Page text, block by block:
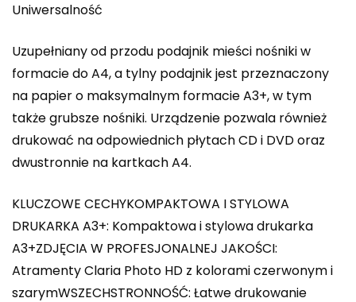
Uniwersalność
Uzupełniany od przodu podajnik mieści nośniki w
formacie do A4, a tylny podajnik jest przeznaczony
na papier o maksymalnym formacie A3+, w tym
także grubsze nośniki. Urządzenie pozwala również
drukować na odpowiednich płytach CD i DVD oraz
dwustronnie na kartkach A4.
KLUCZOWE CECHYKOMPAKTOWA I STYLOWA
DRUKARKA A3+: Kompaktowa i stylowa drukarka
A3+ZDJĘCIA W PROFESJONALNEJ JAKOŚCI:
Atramenty Claria Photo HD z kolorami czerwonym i
szarymWSZECHSTRONNOŚĆ: Łatwe drukowanie